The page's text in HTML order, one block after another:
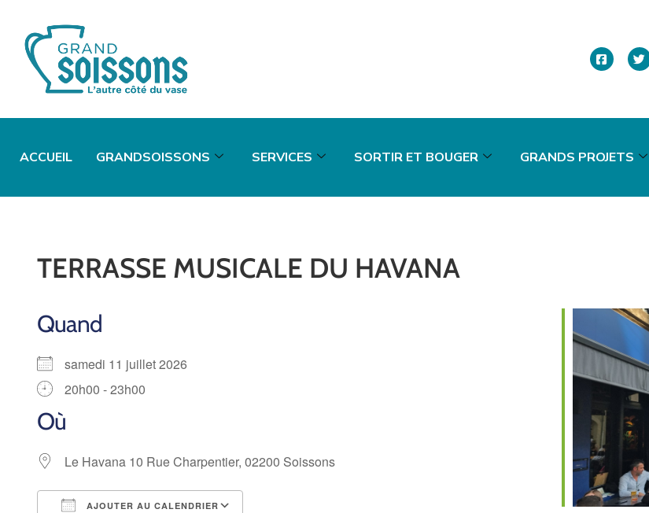
ACCUEIL GRANDSOISSONS SERVICES SORTIR ET BOUGER GRANDS PROJETS
TERRASSE MUSICALE DU HAVANA
Quand
samedi 11 juillet 2026
20h00 - 23h00
Où
Le Havana 10 Rue Charpentier, 02200 Soissons
AJOUTER AU CALENDRIER